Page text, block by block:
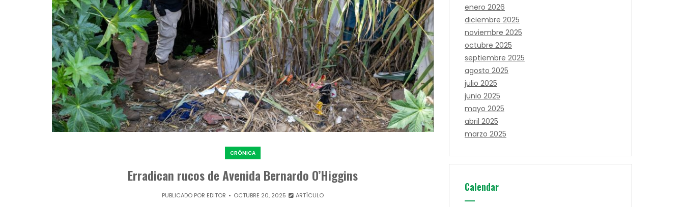
CRÓNICA
Erradican rucos de Avenida Bernardo O’Higgins
PUBLICADO POR EDITOR OCTUBRE 20, 2025 ARTÍCULO
enero 2026
diciembre 2025
noviembre 2025
octubre 2025
septiembre 2025
agosto 2025
julio 2025
junio 2025
mayo 2025
abril 2025
marzo 2025
Calendar